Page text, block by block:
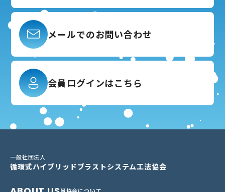
メールでのお問い合わせ
会員ログインはこちら
一般社団法人
循環式ハイブリッドブラストシステム工法協会